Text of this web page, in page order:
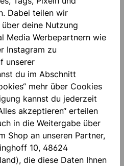
Gedruckter Schriftzug
SchnittMehr
Dabei teilen wir
deine Nutzung
Media Werbepartnern wie
Instagram zu
unserer
du im Abschnitt
mehr über Cookies
kannst du jederzeit
akzeptieren“ erteilen
in die Weitergabe über
Shop an unseren Partner,
10, 48624
die diese Daten Ihnen